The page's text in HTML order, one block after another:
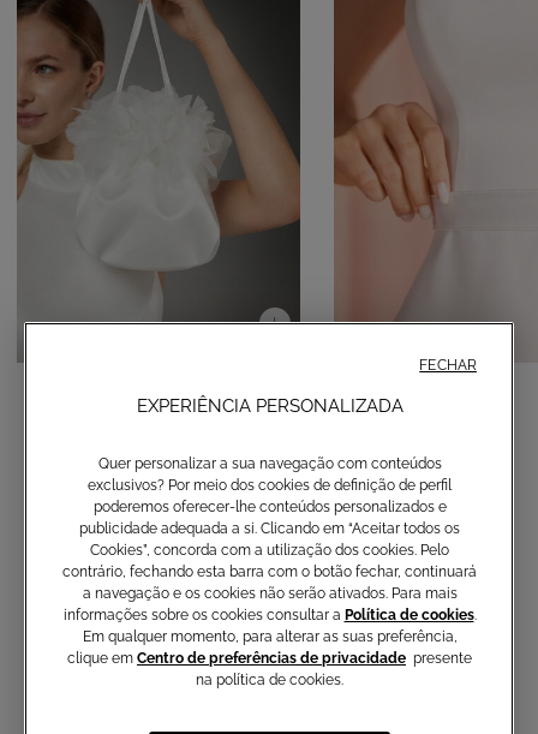
artigos exclusivos e novidades
EXPERIÊNCIA PERSONALIZADA
Quer personalizar a sua navegação com conteúdos
exclusivos? Por meio dos cookies de definição de perfil
poderemos oferecer-lhe conteúdos personalizados e
publicidade adequada a si. Clicando em “Aceitar todos os
Cookies”, concorda com a utilização dos cookies. Pelo
contrário, fechando esta barra com o botão fechar, continuará
a navegação e os cookies não serão ativados. Para mais
informações sobre os cookies consultar a Política de cookies.
Em qualquer momento, para alterar as suas preferência,
clique em Centro de preferências de privacidade presente
na política de cookies.
FECHAR